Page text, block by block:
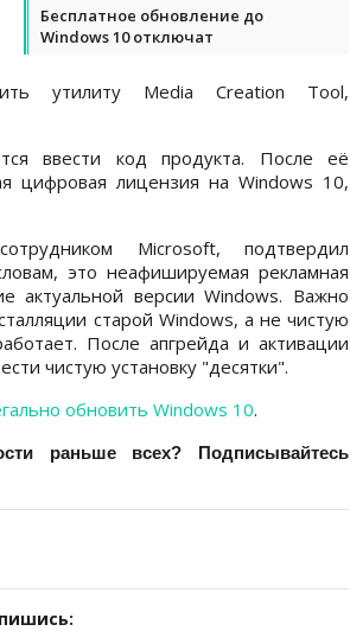
Бесплатное обновление до
Windows 10 отключат
утилиту Media Creation Tool,
ввести код продукта. После её
цифровая лицензия на Windows 10,
Microsoft, подтвердил
это неафишируемая рекламная
актуальной версии Windows. Важно
старой Windows, а не чистую
После апгрейда и активации
чистую установку "десятки".
обновить Windows 10.
раньше всех? Подписывайтесь